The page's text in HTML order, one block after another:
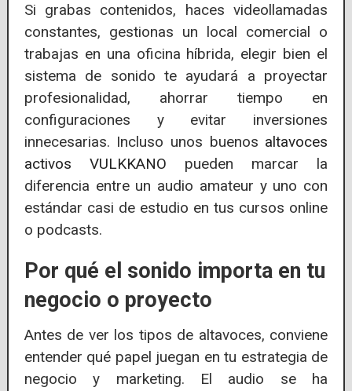
Si grabas contenidos, haces videollamadas
constantes, gestionas un local comercial o
trabajas en una oficina híbrida, elegir bien el
sistema de sonido te ayudará a proyectar
profesionalidad, ahorrar tiempo en
configuraciones y evitar inversiones
innecesarias. Incluso unos buenos altavoces
activos VULKKANO pueden marcar la
diferencia entre un audio amateur y uno con
estándar casi de estudio en tus cursos online
o podcasts.
Por qué el sonido importa en tu
negocio o proyecto
Antes de ver los tipos de altavoces, conviene
entender qué papel juegan en tu estrategia de
negocio y marketing. El audio se ha